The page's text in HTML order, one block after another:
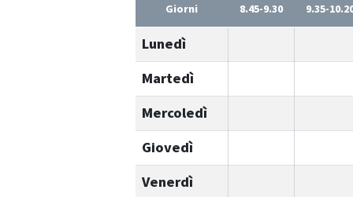
Giorni 8.45-9.30 9.35-
Lunedì
Martedì
Mercoledì
Giovedì
Venerdì